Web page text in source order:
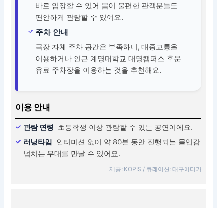
바로 입장할 수 있어 몸이 불편한 관객분들도
편안하게 관람할 수 있어요.
주차 안내
극장 자체 주차 공간은 부족하니, 대중교통을
이용하거나 인근 계명대학교 대명캠퍼스 후문
유료 주차장을 이용하는 것을 추천해요.
이용 안내
관람 연령 초등학생 이상 관람할 수 있는 공연이에요.
러닝타임 인터미션 없이 약 80분 동안 진행되는 몰입감
넘치는 무대를 만날 수 있어요.
제공: KOPIS / 큐레이션: 대구어디가